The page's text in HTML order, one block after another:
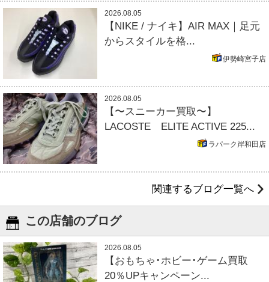
2026.08.05
【NIKE / ナイキ】AIR MAX｜足元
からスタイルを格...
伊勢崎宮子店
2026.08.05
【〜スニーカー買取〜】
LACOSTE ELITE ACTIVE 225...
ラパーク岸和田店
関連するブログ一覧へ
この店舗のブログ
2026.08.05
【おもちゃ･ホビー･ゲーム買取
20％UPキャンペーン...